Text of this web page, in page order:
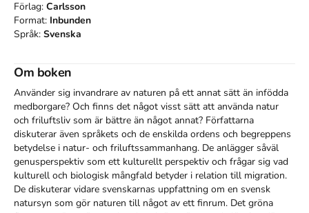
Förlag: Carlsson
Format: Inbunden
Språk: Svenska
Om boken
Använder sig invandrare av naturen på ett annat sätt än infödda
medborgare? Och finns det något visst sätt att använda natur
och friluftsliv som är bättre än något annat? Författarna
diskuterar även språkets och de enskilda ordens och begreppens
betydelse i natur- och friluftssammanhang. De anlägger såväl
genusperspektiv som ett kulturellt perspektiv och frågar sig vad
kulturell och biologisk mångfald betyder i relation till migration.
De diskuterar vidare svenskarnas uppfattning om en svensk
natursyn som gör naturen till något av ett finrum. Det gröna